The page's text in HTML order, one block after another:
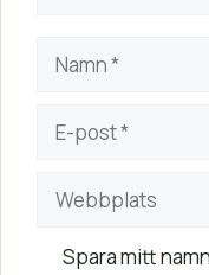
Namn
Webbplats
Spara mitt